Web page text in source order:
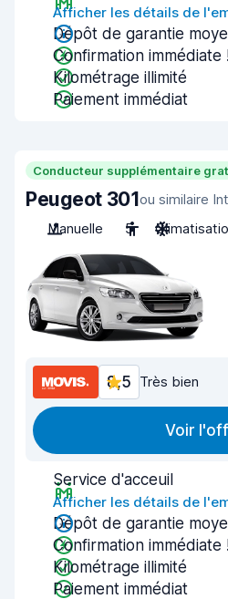
Afficher les détails de
Dépôt de garantie
Confirmation immédiate
Kilométrage illimité
Paiement immédiat
Conducteur supplémentaire
Peugeot 301ou similaire
Manuelle
5
8,5 Très bien
Voir
Service d'acceuil
Afficher les détails de
Dépôt de garantie
Confirmation immédiate
Kilométrage illimité
Paiement immédiat